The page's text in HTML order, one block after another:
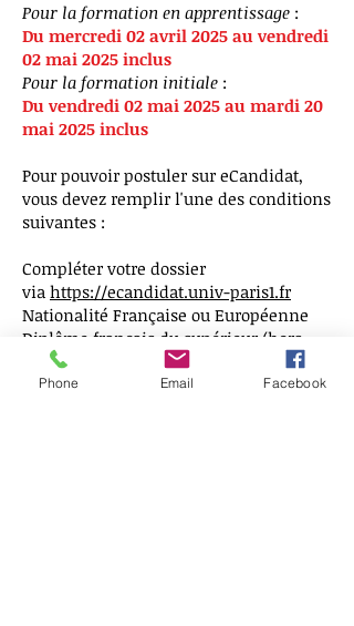
Pour la formation en apprentissage :
Du mercredi 02 avril 2025 au vendredi
02 mai 2025 inclus
Pour la formation initiale :
Du vendredi 02 mai 2025 au mardi 20
mai 2025 inclus
Pour pouvoir postuler sur eCandidat,
vous devez remplir l'une des conditions
suivantes :
Compléter votre dossier
via https://ecandidat.univ-paris1.fr
Nationalité Française ou Européenne
Diplôme français du supérieur (hors
diplôme de langue)
Résidence habituelle en France depuis
Phone Email Facebook